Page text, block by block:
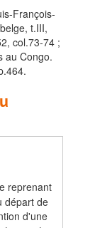
François-
t.III,
col.73-74 ;
au Congo.
reprenant
départ de
d'une